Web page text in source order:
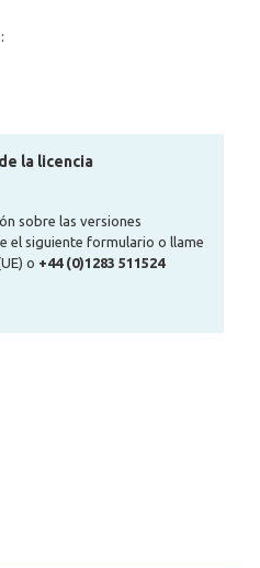
la licencia
sobre las versiones
el siguiente formulario o llame
o +44 (0)1283 511524